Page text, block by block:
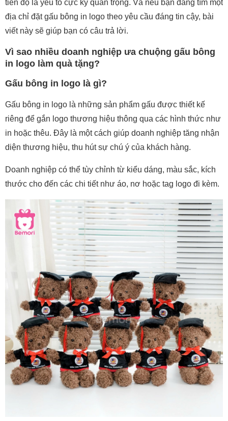
tiến độ là yếu tố cực kỳ quan trọng. Và nếu bạn đang tìm một
địa chỉ đặt gấu bông in logo theo yêu cầu đáng tin cậy, bài
viết này sẽ giúp bạn có câu trả lời.
Vì sao nhiều doanh nghiệp ưa chuộng gấu bông
in logo làm quà tặng?
Gấu bông in logo là gì?
Gấu bông in logo là những sản phẩm gấu được thiết kế
riêng để gắn logo thương hiệu thông qua các hình thức như
in hoặc thêu. Đây là một cách giúp doanh nghiệp tăng nhận
diện thương hiệu, thu hút sự chú ý của khách hàng.
Doanh nghiệp có thể tùy chỉnh từ kiểu dáng, màu sắc, kích
thước cho đến các chi tiết như áo, nơ hoặc tag logo đi kèm.